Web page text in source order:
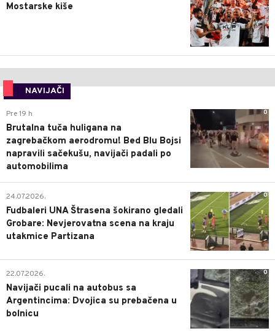
Mostarske kiše
NAVIJAČI
0
Pre 19 h
Brutalna tuča huligana na
zagrebačkom aerodromu! Bed Blu Bojsi
napravili sačekušu, navijači padali po
automobilima
0
24.07.2026.
Fudbaleri UNA Štrasena šokirano gledali
Grobare: Nevjerovatna scena na kraju
utakmice Partizana
0
22.07.2026.
Navijači pucali na autobus sa
Argentincima: Dvojica su prebačena u
bolnicu